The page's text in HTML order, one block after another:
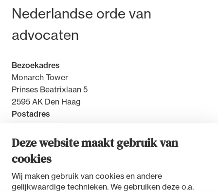
Deze website maakt gebruik van
cookies
Wij maken gebruik van cookies en andere
gelijkwaardige technieken. We gebruiken deze o.a.
Bezoek- en postadres
Nederlandse orde van
advocaten
Bezoekadres
Monarch Tower
Prinses Beatrixlaan 5
2595 AK Den Haag
Postadres
2500 GW Den Haag